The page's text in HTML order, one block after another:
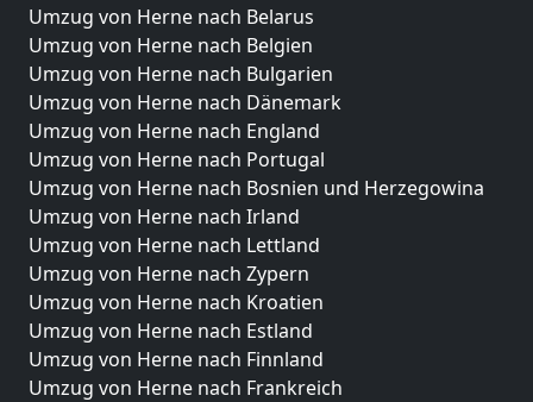
Umzug von Herne nach Belarus
Umzug von Herne nach Belgien
Umzug von Herne nach Bulgarien
Umzug von Herne nach Dänemark
Umzug von Herne nach England
Umzug von Herne nach Portugal
Umzug von Herne nach Bosnien und Herzegowina
Umzug von Herne nach Irland
Umzug von Herne nach Lettland
Umzug von Herne nach Zypern
Umzug von Herne nach Kroatien
Umzug von Herne nach Estland
Umzug von Herne nach Finnland
Umzug von Herne nach Frankreich